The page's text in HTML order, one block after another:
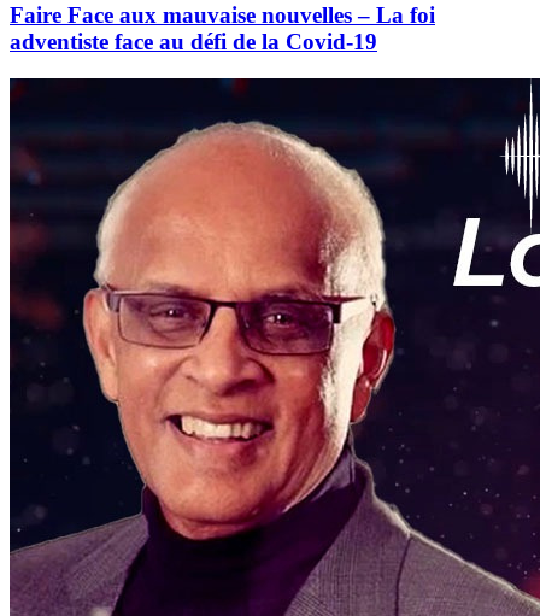
Faire Face aux mauvaise nouvelles – La foi
adventiste face au défi de la Covid-19